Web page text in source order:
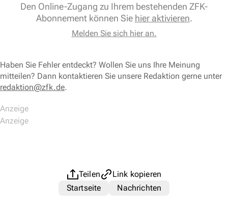
Den Online-Zugang zu Ihrem bestehenden ZFK-
Abonnement können Sie hier aktivieren.
Melden Sie sich hier an.
Haben Sie Fehler entdeckt? Wollen Sie uns Ihre Meinung
mitteilen? Dann kontaktieren Sie unsere Redaktion gerne unter
redaktion@zfk.de.
Teilen
Link kopieren
Startseite
Nachrichten